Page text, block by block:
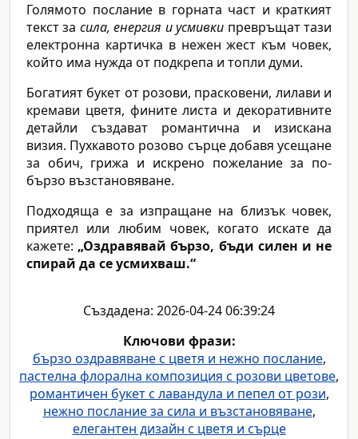
Голямото послание в горната част и краткият
текст за сила, енергия и усмивки превръщат тази
електронна картичка в нежен жест към човек,
който има нужда от подкрепа и топли думи.
Богатият букет от розови, прасковени, лилави и
кремави цветя, фините листа и декоративните
детайли създават романтична и изискана
визия. Пухкавото розово сърце добавя усещане
за обич, грижа и искрено пожелание за по-
бързо възстановяване.
Подходяща е за изпращане на близък човек,
приятел или любим човек, когато искате да
кажете: „Оздравявай бързо, бъди силен и не
спирай да се усмихваш.“
Създадена: 2026-04-24 06:39:24
Ключови фрази:
бързо оздравяване с цветя и нежно послание,
пастелна флорална композиция с розови цветове,
романтичен букет с лавандула и пепел от рози,
нежно послание за сила и възстановяване,
елегантен дизайн с цветя и сърце